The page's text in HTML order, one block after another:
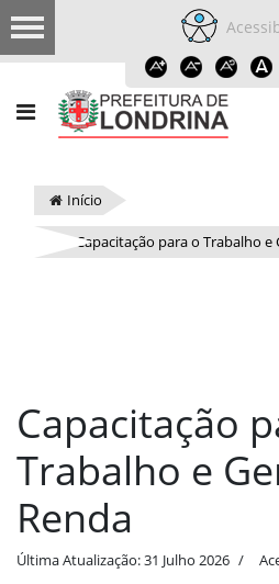
Início
Capacitação para o Trabalho e
Capacitação
Trabalho e
Renda
Última Atualização: 31 Julho 2026